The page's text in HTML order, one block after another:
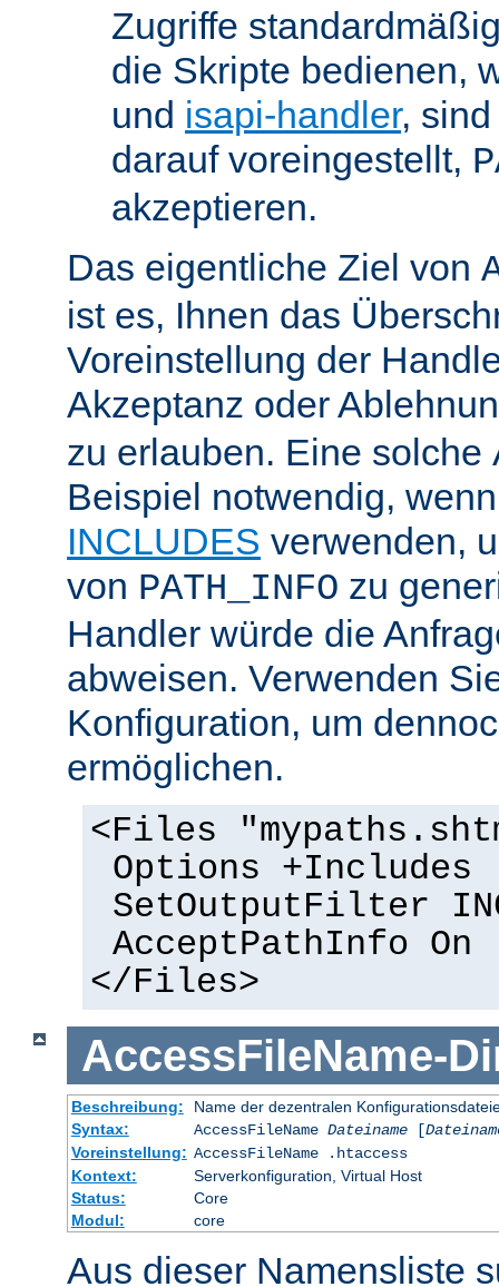
Zugriffe
die Skripte bedienen,
und isapi-handler,
darauf voreingestellt,
akzeptieren.
Das eigentliche Ziel von
ist es, Ihnen das
Voreinstellung der
Akzeptanz oder
zu erlauben. Eine solche
Beispiel notwendig,
INCLUDES verwenden,
von PATH_INFO zu
Handler würde die
abweisen. Verwenden
Konfiguration, um
ermöglichen.
<Files
Options +Includes
SetOutputFilter
AcceptPathInfo On
</Files>
AccessFileName-
Beschreibung:
Name der dezentralen
Syntax:
AccessFileName Dateiname[
Voreinstellung: AccessFileName .htaccess
Kontext:
Serverkonfiguration, Virtual Host
Status:
Core
Modul:
core
Aus dieser Namensliste